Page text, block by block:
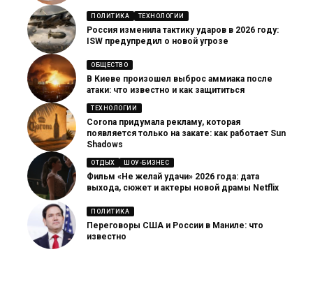
ПОЛИТИКА ТЕХНОЛОГИИ
Россия изменила тактику ударов в 2026 году:
ISW предупредил о новой угрозе
ОБЩЕСТВО
В Киеве произошел выброс аммиака после
атаки: что известно и как защититься
ТЕХНОЛОГИИ
Corona придумала рекламу, которая
появляется только на закате: как работает Sun
Shadows
ОТДЫХ ШОУ-БИЗНЕС
Фильм «Не желай удачи» 2026 года: дата
выхода, сюжет и актеры новой драмы Netflix
ПОЛИТИКА
Переговоры США и России в Маниле: что
известно